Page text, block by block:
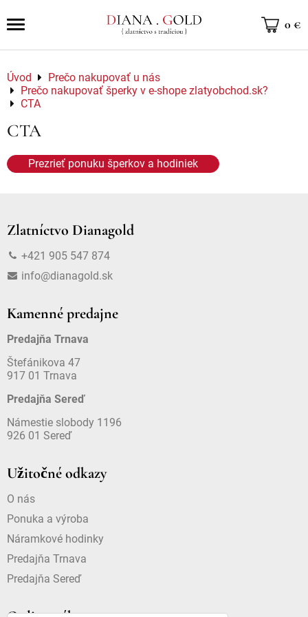
0 €
Úvod
Prečo nakupovať u nás
Prečo nakupovať šperky v e-shope zlatyobchod.sk?
CTA
CTA
Prezrieť ponuku šperkov a hodiniek
Zlatníctvo Dianagold
+421 905 547 874
info@dianagold.sk
Kamenné predajne
Predajňa Trnava
Štefánikova 47
917 01 Trnava
Predajňa Sereď
Námestie slobody 1196
926 01 Sereď
Užitočné odkazy
O nás
Ponuka a výroba
Náramkové hodinky
Predajňa Trnava
Predajňa Sereď